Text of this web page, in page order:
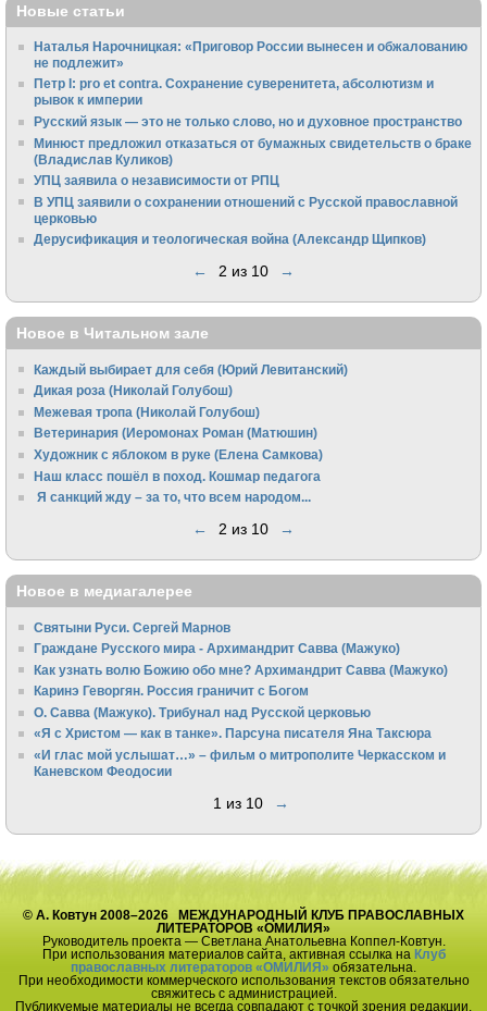
Новые статьи
Наталья Нарочницкая: «Приговор России вынесен и обжалованию
не подлежит»
Петр I: pro et contra. Сохранение суверенитета, абсолютизм и
рывок к империи
Русский язык — это не только слово, но и духовное пространство
Минюст предложил отказаться от бумажных свидетельств о браке
(Владислав Куликов)
УПЦ заявила о независимости от РПЦ
В УПЦ заявили о сохранении отношений с Русской православной
церковью
Дерусификация и теологическая война (Александр Щипков)
← 2 из 10 →
Новое в Читальном зале
Каждый выбирает для себя (Юрий Левитанский)
Дикая роза (Николай Голубош)
Межевая тропа (Николай Голубош)
Ветеринария (Иеромонах Роман (Матюшин)
Художник с яблоком в руке (Елена Самкова)
Наш класс пошёл в поход. Кошмар педагога
Я санкций жду – за то, что всем народом...
← 2 из 10 →
Новое в медиагалерее
Святыни Руси. Сергей Марнов
Граждане Русского мира - Архимандрит Савва (Мажуко)
Как узнать волю Божию обо мне? Архимандрит Савва (Мажуко)
Каринэ Геворгян. Россия граничит с Богом
О. Савва (Мажуко). Трибунал над Русской церковью
«Я с Христом — как в танке». Парсуна писателя Яна Таксюра
«И глас мой услышат…» – фильм о митрополите Черкасском и
Каневском Феодосии
1 из 10 →
© А. Ковтун 2008–2026 МЕЖДУНАРОДНЫЙ КЛУБ ПРАВОСЛАВНЫХ
ЛИТЕРАТОРОВ «ОМИЛИЯ»
Руководитель проекта — Светлана Анатольевна Коппел-Ковтун.
При использования материалов сайта, активная ссылка на Клуб
православных литераторов «ОМИЛИЯ» обязательна.
При необходимости коммерческого использования текстов обязательно
свяжитесь с администрацией.
Публикуемые материалы не всегда совпадают с точкой зрения редакции.